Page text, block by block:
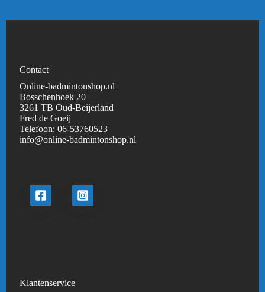
Contact
Online-badmintonshop.nl
Bosschenhoek 20
3261 TB Oud-Beijerland
Fred de Goeij
Telefoon:06-53760523
info@online-badmintonshop.nl
Klantenservice